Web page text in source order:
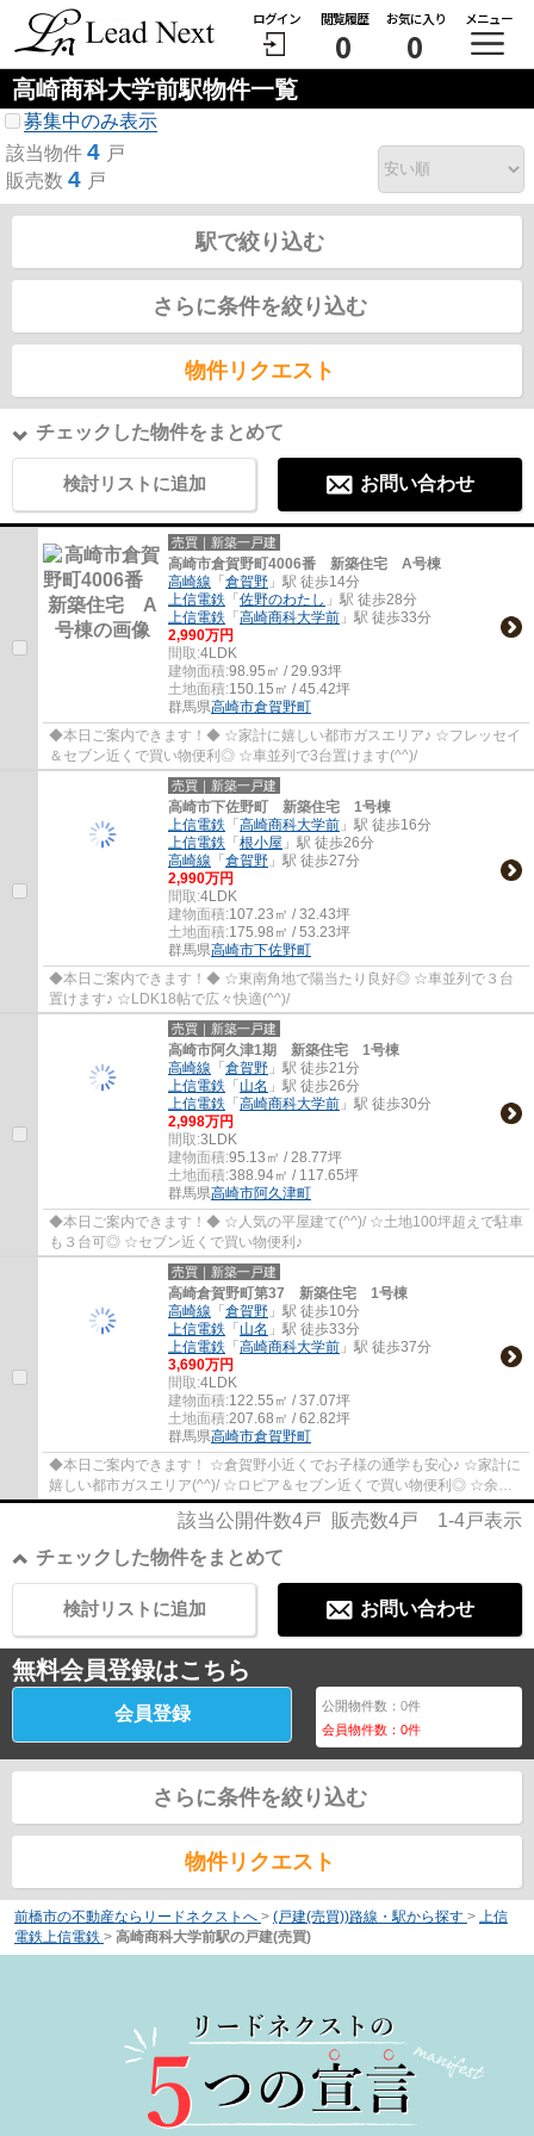
ログイン 閲覧履歴
0
お気に入り
0
メニュー
高崎商科大学前駅物件一覧
募集中のみ表示
該当物件 4 戸
販売数 4 戸
駅で絞り込む
さらに条件を絞り込む
物件リクエスト
チェックした物件をまとめて
検討リストに追加 お問い合わせ
売買｜新築一戸建
高崎市倉賀野町4006番 新築住宅 A号棟
高崎線 「 倉賀野 」駅 徒歩14分
上信電鉄 「 佐野のわたし 」駅 徒歩28分
上信電鉄 「 高崎商科大学前 」駅 徒歩33分
2,990万円
間取:4LDK
建物面積:98.95㎡ / 29.93坪
土地面積:150.15㎡ / 45.42坪
群馬県高崎市倉賀野町
◆本日ご案内できます！◆ ☆家計に嬉しい都市ガスエリア♪ ☆フレッセイ
＆セブン近くで買い物便利◎ ☆車並列で3台置けます(^^)/
売買｜新築一戸建
高崎市下佐野町 新築住宅 1号棟
上信電鉄 「 高崎商科大学前 」駅 徒歩16分
上信電鉄 「 根小屋 」駅 徒歩26分
高崎線 「 倉賀野 」駅 徒歩27分
2,990万円
間取:4LDK
建物面積:107.23㎡ / 32.43坪
土地面積:175.98㎡ / 53.23坪
群馬県高崎市下佐野町
◆本日ご案内できます！◆ ☆東南角地で陽当たり良好◎ ☆車並列で３台
置けます♪ ☆LDK18帖で広々快適(^^)/
売買｜新築一戸建
高崎市阿久津1期 新築住宅 1号棟
高崎線 「 倉賀野 」駅 徒歩21分
上信電鉄 「 山名 」駅 徒歩26分
上信電鉄 「 高崎商科大学前 」駅 徒歩30分
2,998万円
間取:3LDK
建物面積:95.13㎡ / 28.77坪
土地面積:388.94㎡ / 117.65坪
群馬県高崎市阿久津町
◆本日ご案内できます！◆ ☆人気の平屋建て(^^)/ ☆土地100坪超えで駐車
も３台可◎ ☆セブン近くで買い物便利♪
売買｜新築一戸建
高崎倉賀野町第37 新築住宅 1号棟
高崎線 「 倉賀野 」駅 徒歩10分
上信電鉄 「 山名 」駅 徒歩33分
上信電鉄 「 高崎商科大学前 」駅 徒歩37分
3,690万円
間取:4LDK
建物面積:122.55㎡ / 37.07坪
土地面積:207.68㎡ / 62.82坪
群馬県高崎市倉賀野町
◆本日ご案内できます！ ☆倉賀野小近くでお子様の通学も安心♪ ☆家計に
嬉しい都市ガスエリア(^^)/ ☆ロピア＆セブン近くで買い物便利◎ ☆余裕
のあるカースペース４台分！
該当公開件数4戸 販売数4戸 1-4戸表示
チェックした物件をまとめて
お問い合わせ
検討リストに追加
無料会員登録はこちら
会員登録 公開物件数：0件
会員物件数：0件
さらに条件を絞り込む
物件リクエスト
前橋市の不動産ならリードネクストへ > (戸建(売買))路線・駅から探す > 上信
電鉄上信電鉄 > 高崎商科大学前駅の戸建(売買)